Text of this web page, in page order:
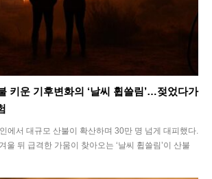
키운 기후변화의 ‘날씨 휩쓸림’…젖었다가
에서 대규모 산불이 확산하며 30만 명 넘게 대피했다.
울 뒤 급격한 가뭄이 찾아오는 ‘날씨 휩쓸림’이 산불